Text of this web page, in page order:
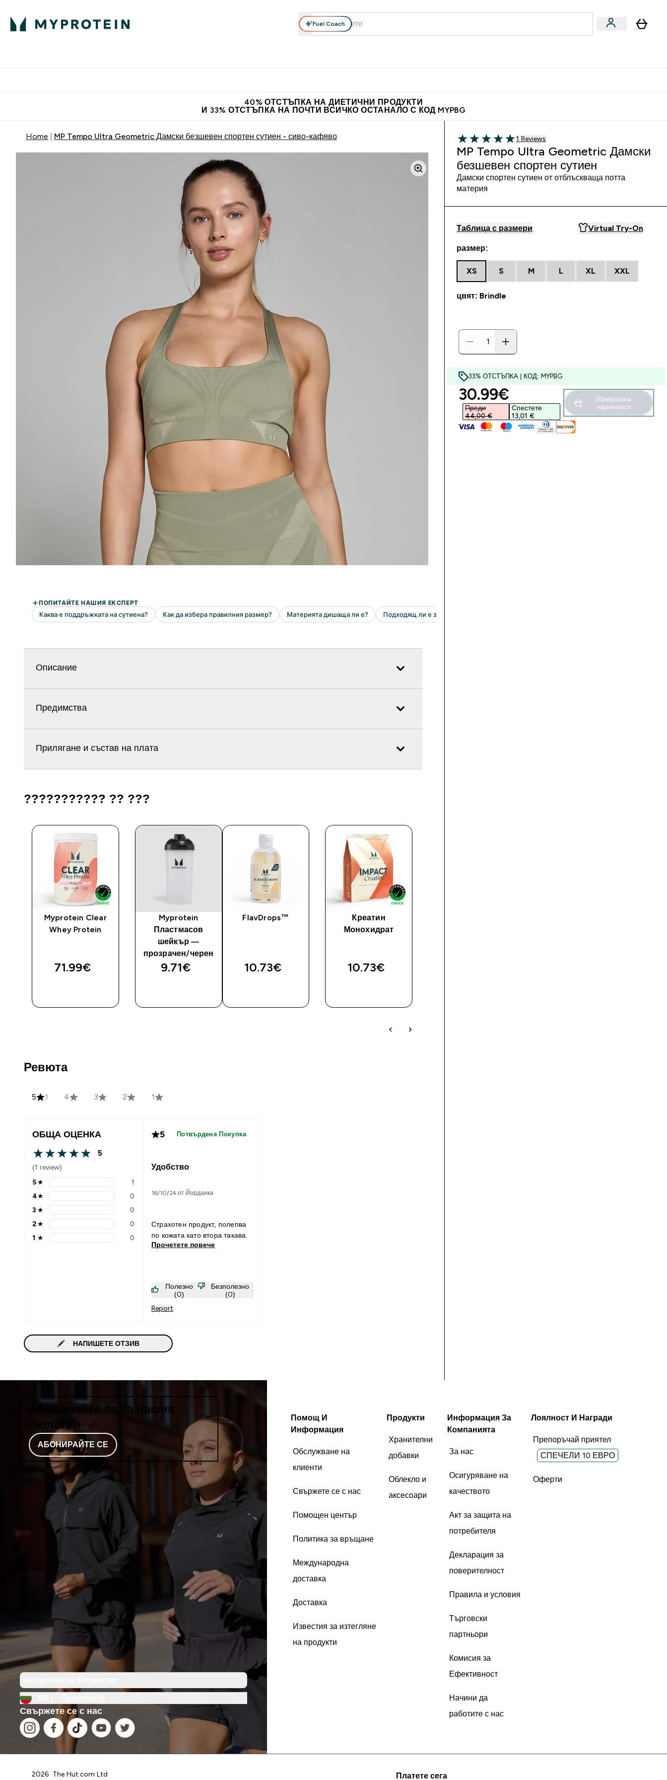
Fuel Coach
40% ОТСТЪПКА НА ДИЕТИЧНИ ПРОДУКТИ
И 33% ОТСТЪПКА НА ПОЧТИ ВСИЧКО ОСТАНАЛО С КОД MYPBG
Home MP Tempo Ultra Geometric Дамски безшевен спортен сутиен - сиво-кафяво
Описание
Предимства
Прилягане и състав на плата
??????????? ?? ???
Myprotein Clear
Whey Protein
71.99€‎
Myprotein
Пластмасов
шейкър —
прозрачен/черен
9.71€‎
FlavDrops™
10.73€‎
Креатин
Монохидрат
10.73€‎
Ревюта
5 1 4 3 2 1
ОБЩА ОЦЕНКА
5 out of 5 stars
5
(1 review)
5 stars rating 1 reviews
5★ 1
4 stars rating 0 reviews
4★ 0
3 stars rating 0 reviews
3 ★ 0
2 stars rating 0 reviews
2★ 0
1 stars rating 0 reviews
1 ★ 0
5 Потвърдена Покупка
Удобство
16/10/24 от Йорданка
Страхотен продукт, полепва
по кожата като втора такава.
Прочетете повече
Полезно
(0)
Безполезно
(0)
Report
НАПИШЕТЕ ОТЗИВ
5 out of 5 stars
1 Ревюта
1 Reviews
MP Tempo Ultra Geometric Дамски
безшевен спортен сутиен
Дамски спортен сутиен от отблъскваща потта
материя
Таблица с размери Virtual Try-On
размер:
XS S M L XL XXL
цвят: Brindle
33% ОТСТЪПКА | КОД: MYPBG
discounted price
30.99€‎
Преди
44,00 €‎
Спестете
13,01 €‎
Изчерпана
наличност
Абонирайте се за нашия
бюлетин
АБОНИРАЙТЕ СЕ
Свържете се с нас
Помощ И
Информация
Обслужване на
клиенти
Свържете се с нас
Помощен център
Политика за връщане
Международна
доставка
Доставка
Известия за изтегляне
на продукти
Продукти
Хранителни
добавки
Облекло и
аксесоари
Информация За
Компанията
За нас
Осигуряване на
качеството
Акт за защита на
потребителя
Декларация за
поверителност
Правила и условия
Търговски
партньори
Комисия за
Ефективност
Начини да
работите с нас
Лоялност И Награди
Препоръчай приятел
СПЕЧЕЛИ 10 ЕВРО
Оферти
2026 The Hut.com Ltd Платете сега